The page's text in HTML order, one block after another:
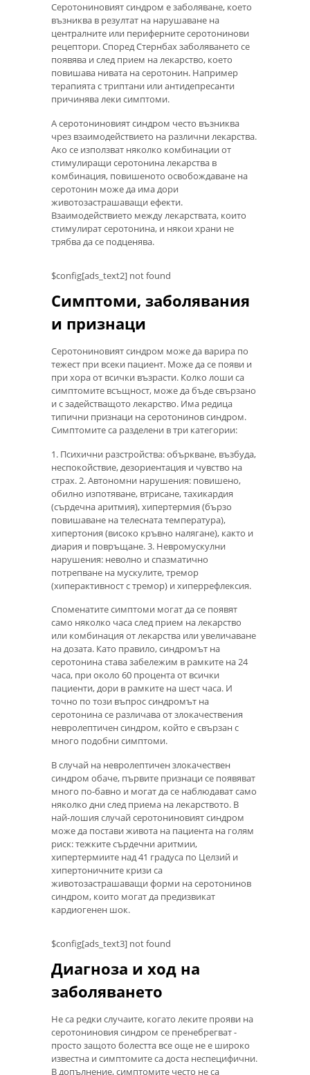
Серотониновият синдром е заболяване, което
възниква в резултат на нарушаване на
централните или периферните серотонинови
рецептори. Според Стернбах заболяването се
появява и след прием на лекарство, което
повишава нивата на серотонин. Например
терапията с триптани или антидепресанти
причинява леки симптоми.
А серотониновият синдром често възниква
чрез взаимодействието на различни лекарства.
Ако се използват няколко комбинации от
стимулиращи серотонина лекарства в
комбинация, повишеното освобождаване на
серотонин може да има дори
животозастрашаващи ефекти.
Взаимодействието между лекарствата, които
стимулират серотонина, и някои храни не
трябва да се подценява.
$config[ads_text2] not found
Симптоми, заболявания
и признаци
Серотониновият синдром може да варира по
тежест при всеки пациент. Може да се появи и
при хора от всички възрасти. Колко лоши са
симптомите всъщност, може да бъде свързано
и с задействащото лекарство. Има редица
типични признаци на серотонинов синдром.
Симптомите са разделени в три категории:
1. Психични разстройства: объркване, възбуда,
неспокойствие, дезориентация и чувство на
страх. 2. Автономни нарушения: повишено,
обилно изпотяване, втрисане, тахикардия
(сърдечна аритмия), хипертермия (бързо
повишаване на телесната температура),
хипертония (високо кръвно налягане), както и
диария и повръщане. 3. Невромускулни
нарушения: неволно и спазматично
потрепване на мускулите, тремор
(хиперактивност с тремор) и хиперрефлексия.
Споменатите симптоми могат да се появят
само няколко часа след прием на лекарство
или комбинация от лекарства или увеличаване
на дозата. Като правило, синдромът на
серотонина става забележим в рамките на 24
часа, при около 60 процента от всички
пациенти, дори в рамките на шест часа. И
точно по този въпрос синдромът на
серотонина се различава от злокачествения
невролептичен синдром, който е свързан с
много подобни симптоми.
В случай на невролептичен злокачествен
синдром обаче, първите признаци се появяват
много по-бавно и могат да се наблюдават само
няколко дни след приема на лекарството. В
най-лошия случай серотониновият синдром
може да постави живота на пациента на голям
риск: тежките сърдечни аритмии,
хипертермиите над 41 градуса по Целзий и
хипертоничните кризи са
животозастрашаващи форми на серотонинов
синдром, които могат да предизвикат
кардиогенен шок.
$config[ads_text3] not found
Диагноза и ход на
заболяването
Не са редки случаите, когато леките прояви на
серотониновия синдром се пренебрегват -
просто защото болестта все още не е широко
известна и симптомите са доста неспецифични.
В допълнение, симптомите често не са